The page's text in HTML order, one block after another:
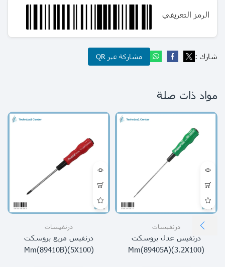
الرمز التعريفي
شارك : مشاركة عبر QR
مواد ذات صلة
درنفيسات
درنفيس عدل بروسكت
(3.2X100)mm(89405A)
درنفيسات
درنفيس مربع بروسكت
(5X100)mm(89410B)